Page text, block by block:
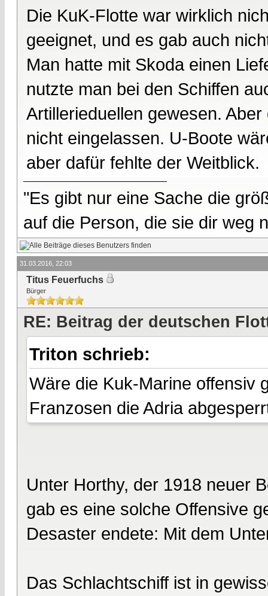
Die KuK-Flotte war wirklich
geeignet, und es gab auch
Man hatte mit Skoda einen
nutzte man bei den Schiffen
Artillerieduellen gewesen.
nicht eingelassen. U-Boote
aber dafür fehlte der Weitblick.
"Es gibt nur eine Sache die
auf die Person, die sie dir weg
31.03.2016, 22:03
Titus Feuerfuchs
Bürger
RE: Beitrag der deutschen
Triton schrieb:
Wäre die Kuk-Marine offensiv
Franzosen die Adria
Unter Horthy, der 1918 neuer
gab es eine solche Offensive
Desaster endete: Mit dem
Das Schlachtschiff ist in